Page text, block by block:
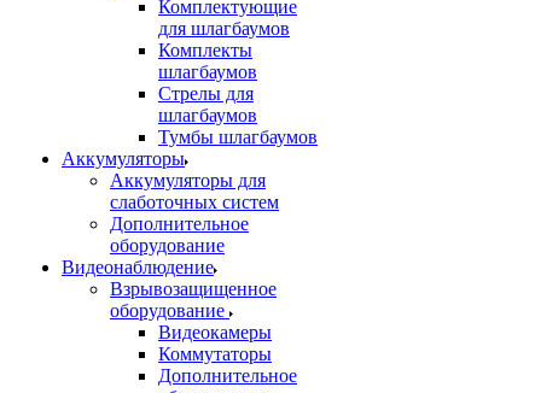
Комплектующие
для шлагбаумов
Комплекты
шлагбаумов
Стрелы для
шлагбаумов
Тумбы шлагбаумов
Аккумуляторы
Аккумуляторы для
слаботочных систем
Дополнительное
оборудование
Видеонаблюдение
Взрывозащищенное
оборудование
Видеокамеры
Коммутаторы
Дополнительное